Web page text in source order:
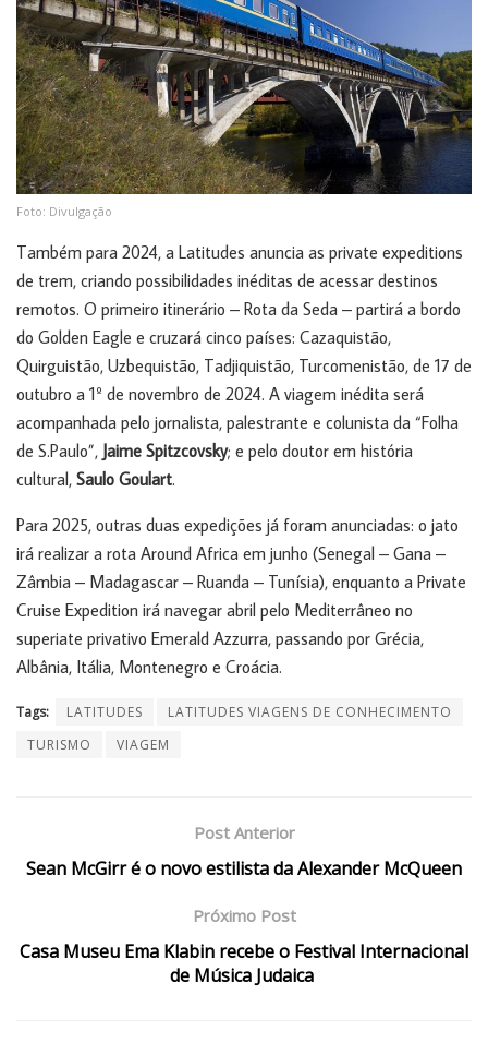
Foto: Divulgação
Também para 2024, a Latitudes anuncia as private expeditions
de trem, criando possibilidades inéditas de acessar destinos
remotos. O primeiro itinerário – Rota da Seda – partirá a bordo
do Golden Eagle e cruzará cinco países: Cazaquistão,
Quirguistão, Uzbequistão, Tadjiquistão, Turcomenistão, de 17 de
outubro a 1º de novembro de 2024. A viagem inédita será
acompanhada pelo jornalista, palestrante e colunista da “Folha
de S.Paulo”, Jaime Spitzcovsky; e pelo doutor em história
cultural, Saulo Goulart.
Para 2025, outras duas expedições já foram anunciadas: o jato
irá realizar a rota Around Africa em junho (Senegal – Gana –
Zâmbia – Madagascar – Ruanda – Tunísia), enquanto a Private
Cruise Expedition irá navegar abril pelo Mediterrâneo no
superiate privativo Emerald Azzurra, passando por Grécia,
Albânia, Itália, Montenegro e Croácia.
Tags: LATITUDES
LATITUDES VIAGENS DE CONHECIMENTO
TURISMO
VIAGEM
Post Anterior
Sean McGirr é o novo estilista da Alexander McQueen
Próximo Post
Casa Museu Ema Klabin recebe o Festival Internacional
de Música Judaica